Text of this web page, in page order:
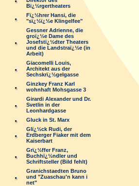
Bï¿½rgertheaters
Fï¿½hrer Hansi, die
"sï¿½ï¿½e Klingelfee"
Gessner Adrienne, die
groï¿½e Dame des
Josefstï¿½dter Theaters
und die Landstraï¿½e (in
Arbeit)
Giacomelli Louis,
Architekt aus der
Sechskrï¿½gelgasse
Ginzkey Franz Karl
wohnhaft Mohsgasse 3
Girardi Alexander und Dr.
Svetlin in der
Leonhardgasse
Gluck in St. Marx
Glï¿½ck Rudi, der
Erdberger Fiaker mit dem
Kaiserbart
Grï¿½ffer Franz,
Buchhï¿½ndler und
Schriftsteller (Bild fehlt)
Granichstaedten Bruno
und "Zuaschau'n kann i
net"